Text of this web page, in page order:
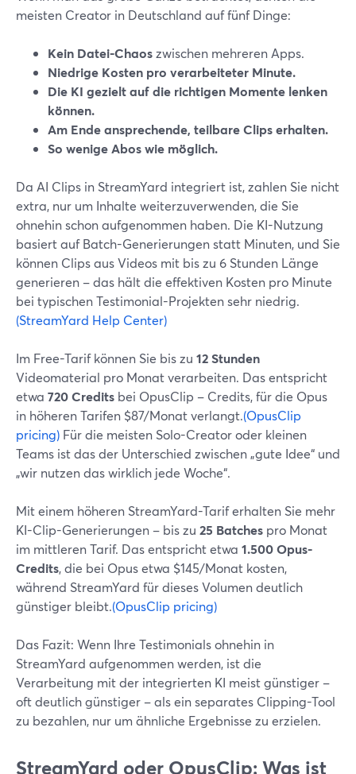
meisten Creator in Deutschland auf fünf Dinge:
Kein Datei-Chaoszwischen mehreren Apps.
Niedrige Kosten pro verarbeiteter Minute.
Die KI gezielt auf die richtigen Momente lenken
können.
Am Ende ansprechende, teilbare Clips erhalten.
So wenige Abos wie möglich.
Da AI Clips in StreamYard integriert ist, zahlen Sie nicht
extra, nur um Inhalte weiterzuverwenden, die Sie
ohnehin schon aufgenommen haben. Die KI-Nutzung
basiert auf Batch-Generierungen statt Minuten, und Sie
können Clips aus Videos mit bis zu 6 Stunden Länge
generieren – das hält die effektiven Kosten pro Minute
bei typischen Testimonial-Projekten sehr niedrig.
(StreamYard Help Center)
Im Free-Tarif können Sie bis zu 12 Stunden
Videomaterial pro Monat verarbeiten. Das entspricht
etwa 720 Credits bei OpusClip – Credits, für die Opus
in höheren Tarifen $87/Monat verlangt.(OpusClip
pricing) Für die meisten Solo-Creator oder kleinen
Teams ist das der Unterschied zwischen „gute Idee“ und
„wir nutzen das wirklich jede Woche“.
Mit einem höheren StreamYard-Tarif erhalten Sie mehr
KI-Clip-Generierungen – bis zu 25 Batches pro Monat
im mittleren Tarif. Das entspricht etwa 1.500 Opus-
Credits, die bei Opus etwa $145/Monat kosten,
während StreamYard für dieses Volumen deutlich
günstiger bleibt.(OpusClip pricing)
Das Fazit: Wenn Ihre Testimonials ohnehin in
StreamYard aufgenommen werden, ist die
Verarbeitung mit der integrierten KI meist günstiger –
oft deutlich günstiger – als ein separates Clipping-Tool
zu bezahlen, nur um ähnliche Ergebnisse zu erzielen.
StreamYard oder OpusClip: Was ist